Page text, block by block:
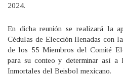
2024.
En dicha reunión se realizará la
Cédulas de Elección llenadas con
de los 55 Miembros del Comité
para su conteo y determinar así a
Inmortales del Beisbol mexicano.